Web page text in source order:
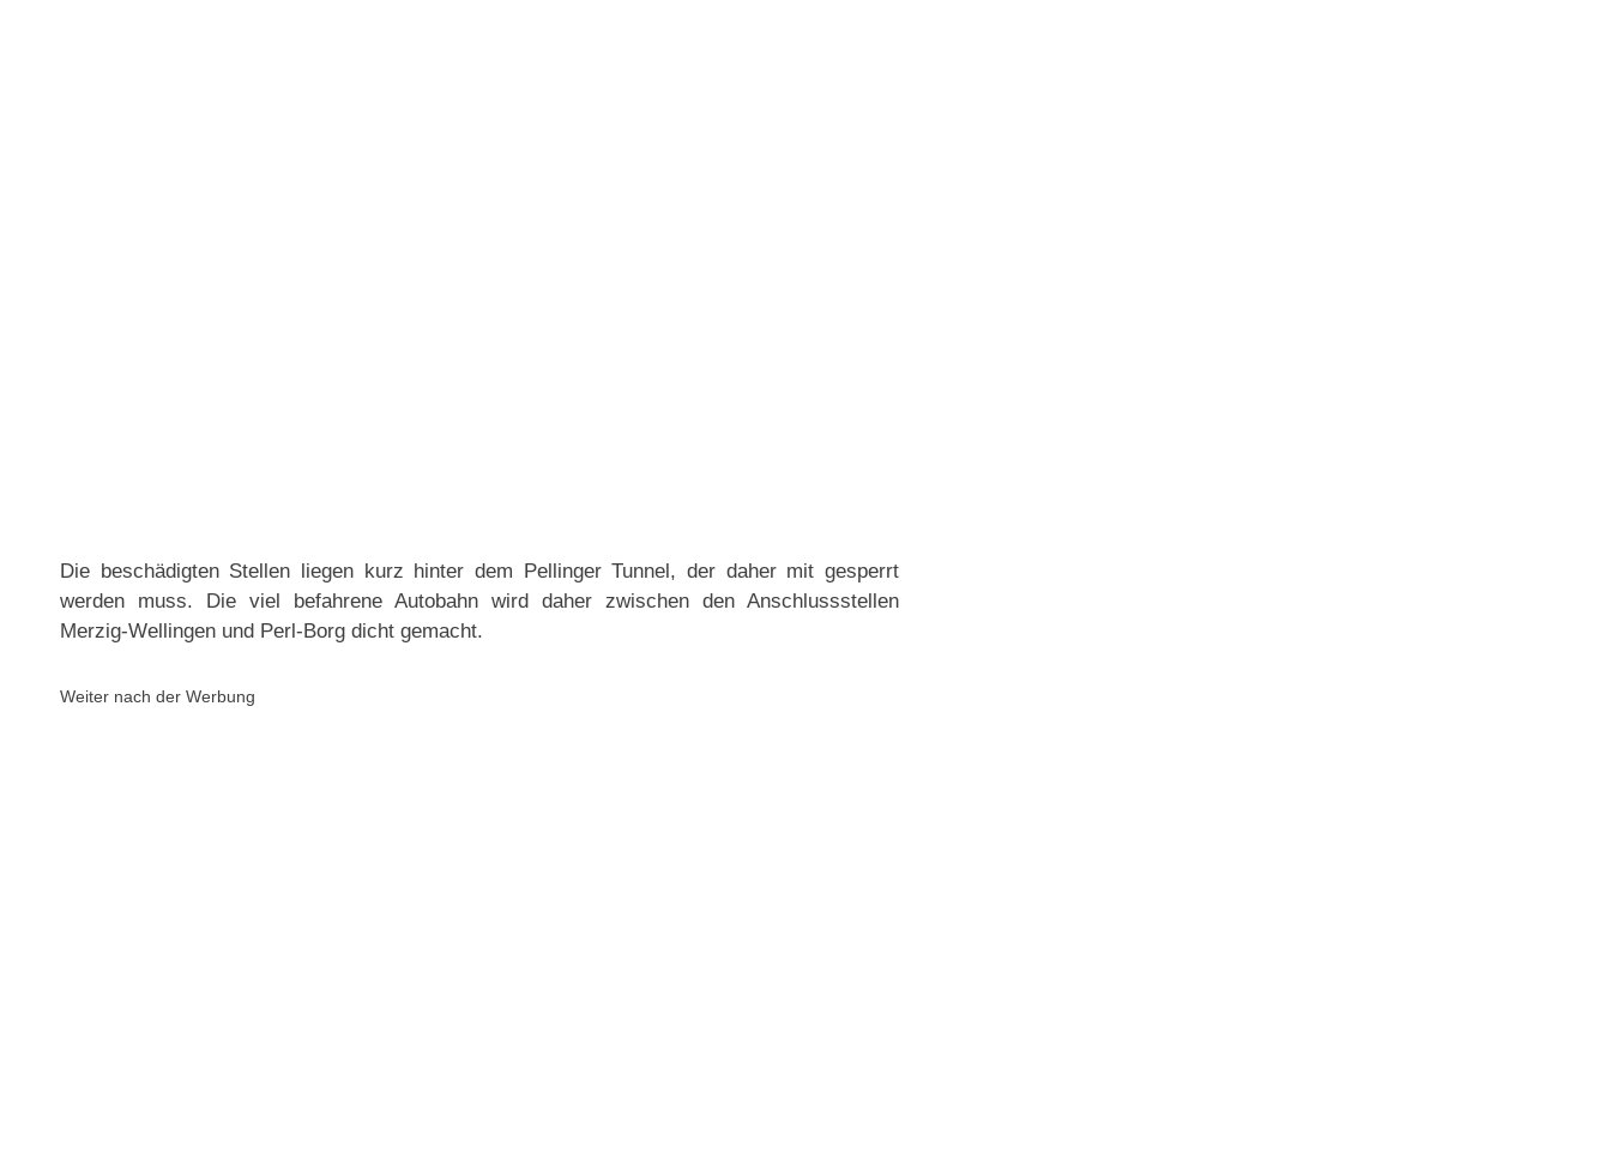
Die beschädigten Stellen liegen kurz hinter dem Pellinger Tunnel, der daher mit gesperrt
werden muss. Die viel befahrene Autobahn wird daher zwischen den Anschlussstellen
Merzig-Wellingen und Perl-Borg dicht gemacht.
Weiter nach der Werbung